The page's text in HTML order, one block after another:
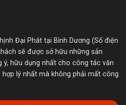
Đại Phát tại Bình Dương (Số điện
sẽ được sở hữu những sản
ý, hữu dụng nhất cho công tác văn
lý nhất mà không phải mất công